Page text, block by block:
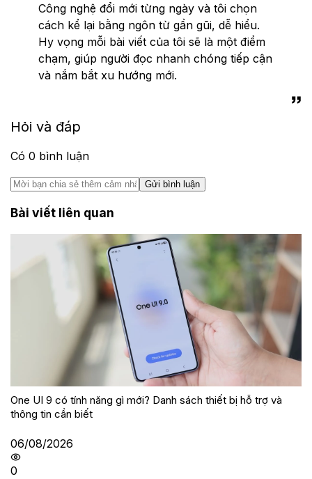
Công nghệ đổi mới từng ngày và tôi chọn
cách kể lại bằng ngôn từ gần gũi, dễ hiểu.
Hy vọng mỗi bài viết của tôi sẽ là một điểm
chạm, giúp người đọc nhanh chóng tiếp cận
và nắm bắt xu hướng mới.
Hỏi và đáp
Có 0 bình luận
Gửi bình luận
Bài viết liên quan
One UI 9 có tính năng gì mới? Danh sách thiết bị hỗ trợ và
thông tin cần biết
06/08/2026
0